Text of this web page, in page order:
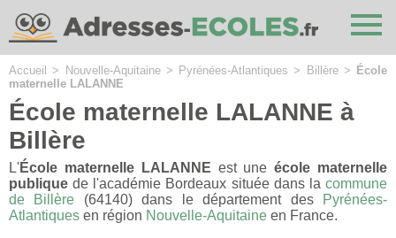
Accueil > Nouvelle-Aquitaine> Pyrénées-Atlantiques > Billère>
École
maternelle LALANNE
École maternelle LALANNE à
Billère
L'École maternelle LALANNE est uneécole maternelle
publique de l'académie Bordeaux située dans la commune
de Billère (64140) dans le département des
Pyrénées-
Atlantiques en région Nouvelle-Aquitaine en France.